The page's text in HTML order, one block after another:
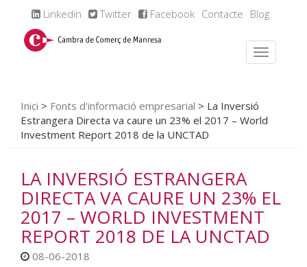
Linkedin Twitter Facebook Contacte Blog
Inici > Fonts d'informació empresarial > La Inversió
Estrangera Directa va caure un 23% el 2017 – World
Investment Report 2018 de la UNCTAD
LA INVERSIÓ ESTRANGERA
DIRECTA VA CAURE UN 23% EL
2017 – WORLD INVESTMENT
REPORT 2018 DE LA UNCTAD
08-06-2018